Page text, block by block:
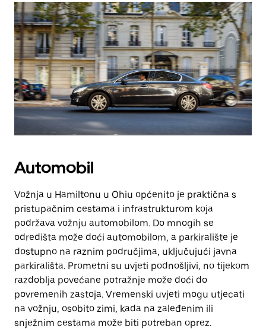
Automobil
Vožnja u Hamiltonu u Ohiu općenito je praktična s
pristupačnim cestama i infrastrukturom koja
podržava vožnju automobilom. Do mnogih se
odredišta može doći automobilom, a parkiralište je
dostupno na raznim područjima, uključujući javna
parkirališta. Prometni su uvjeti podnošljivi, no tijekom
razdoblja povećane potražnje može doći do
povremenih zastoja. Vremenski uvjeti mogu utjecati
na vožnju, osobito zimi, kada na zaleđenim ili
snježnim cestama može biti potreban oprez.